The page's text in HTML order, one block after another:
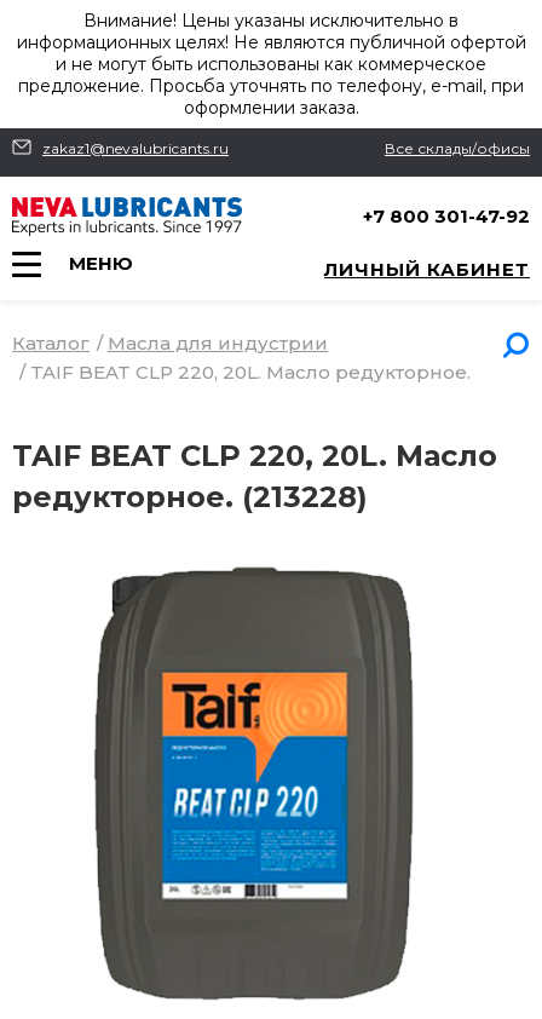
Внимание! Цены указаны исключительно в
информационных целях! Не являются публичной офертой
и не могут быть использованы как коммерческое
предложение. Просьба уточнять по телефону, e-mail, при
оформлении заказа.
zakaz1@nevalubricants.ru Все склады/офисы
+7 800 301-47-92
МЕНЮ ЛИЧНЫЙ КАБИНЕТ
Каталог / Масла для индустрии
/ TAIF BEAT CLP 220, 20L. Масло редукторное.
TAIF BEAT CLP 220, 20L. Масло
редукторное. (213228)